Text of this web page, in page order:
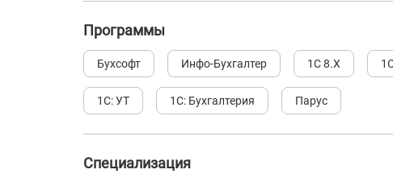
Программы
Бухсофт Инфо-Бухгалтер 1С 8.Х
1С: УТ 1С: Бухгалтерия Парус
Специализация